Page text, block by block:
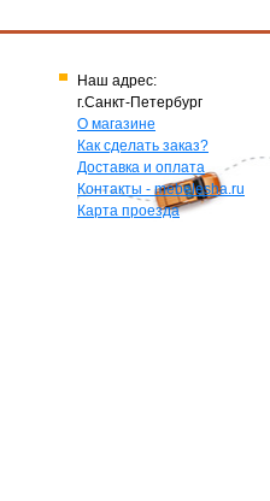
Наш адрес:
г.Санкт-Петербург
О магазине
Как сделать заказ?
Доставка и оплата
Контакты - mebelesha.ru
Карта проезда